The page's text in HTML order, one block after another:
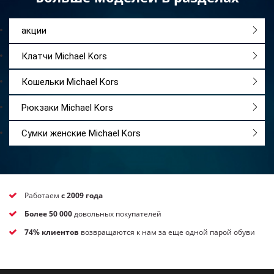
акции
Клатчи Michael Kors
Кошельки Michael Kors
Рюкзаки Michael Kors
Сумки женские Michael Kors
Работаем с 2009 года
Более 50 000довольных покупателей
74% клиентов возвращаются к нам за еще одной парой обуви